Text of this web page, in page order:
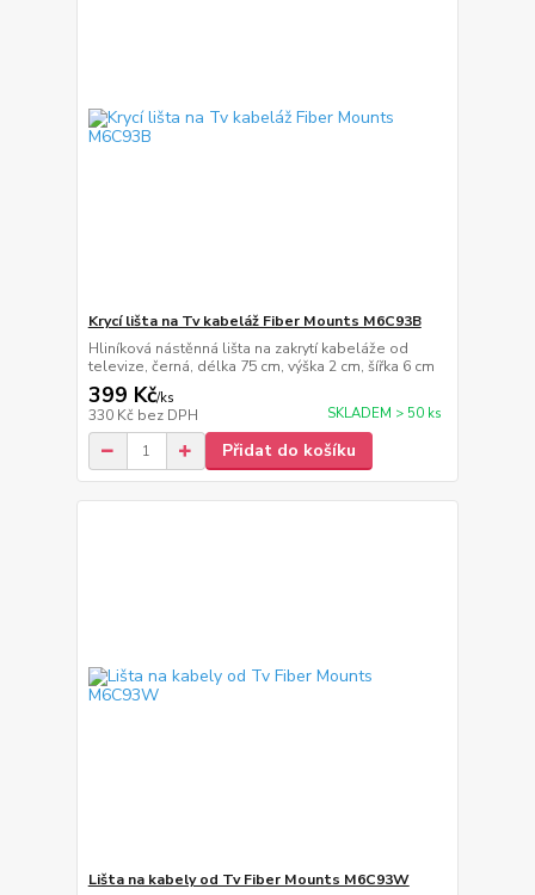
Krycí lišta na Tv kabeláž Fiber Mounts M6C93B
Hliníková nástěnná lišta na zakrytí kabeláže od
televize, černá, délka 75 cm, výška 2 cm, šířka 6 cm
399 Kč/ks
330 Kč bez DPH SKLADEM > 50 ks
Přidat do košíku
Lišta na kabely od Tv Fiber Mounts M6C93W